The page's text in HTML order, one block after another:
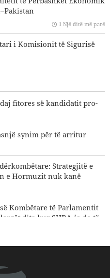
synim për të arritur
fitores së kandidatit pro-
1 Një ditë më parë
i Komisionit të Sigurisë
fitores së kandidatit pro-
synim për të arritur
Strategjitë e
e Hormuzit nuk kanë
Kombëtare të Parlamentit
dita kur SHBA-ja do të
nuk nënkupton